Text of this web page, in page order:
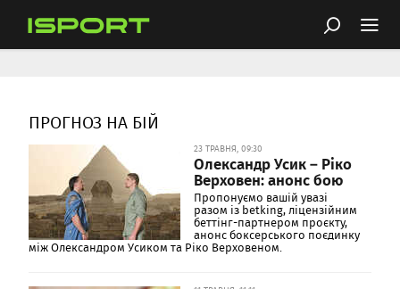
ПРОГНОЗ НА БІЙ
23 ТРАВНЯ, 09:30
Олександр Усик – Ріко
Верховен: анонс бою
Пропонуємо вашій увазі
разом із betking, ліцензійним
беттінг-партнером проєкту,
анонс боксерського поєдинку
між Олександром Усиком та Ріко Верховеном.